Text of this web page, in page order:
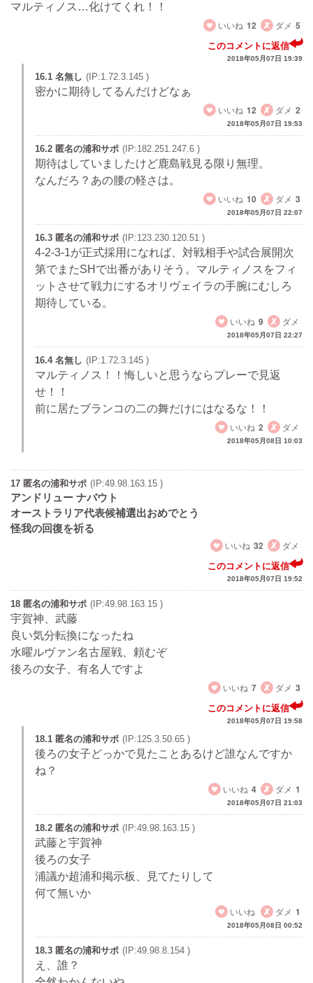
マルティノス…化けてくれ！！
いいね 12 ダメ 5
このコメントに返信
2018年05月07日 19:39
16.1 名無し (IP:1.72.3.145 )
密かに期待してるんだけどなぁ
いいね 12 ダメ 2
2018年05月07日 19:53
16.2 匿名の浦和サポ (IP:182.251.247.6 )
期待はしていましたけど鹿島戦見る限り無理。
なんだろ？あの腰の軽さは。
いいね 10 ダメ 3
2018年05月07日 22:07
16.3 匿名の浦和サポ (IP:123.230.120.51 )
4-2-3-1が正式採用になれば、対戦相手や試合展開次
第でまたSHで出番がありそう。マルティノスをフィ
ットさせて戦力にするオリヴェイラの手腕にむしろ
期待している。
いいね 9 ダメ
2018年05月07日 22:27
16.4 名無し (IP:1.72.3.145 )
マルティノス！！悔しいと思うならプレーで見返
せ！！
前に居たブランコの二の舞だけにはなるな！！
いいね 2 ダメ
2018年05月08日 10:03
17 匿名の浦和サポ (IP:49.98.163.15 )
アンドリュー ナバウト
オーストラリア代表候補選出おめでとう
怪我の回復を祈る
いいね 32 ダメ
このコメントに返信
2018年05月07日 19:52
18 匿名の浦和サポ (IP:49.98.163.15 )
宇賀神、武藤
良い気分転換になったね
水曜ルヴァン名古屋戦、頼むぞ
後ろの女子、有名人ですよ
いいね 7 ダメ 3
このコメントに返信
2018年05月07日 19:58
18.1 匿名の浦和サポ (IP:125.3.50.65 )
後ろの女子どっかで見たことあるけど誰なんですか
ね？
いいね 4 ダメ 1
2018年05月07日 21:03
18.2 匿名の浦和サポ (IP:49.98.163.15 )
武藤と宇賀神
後ろの女子
浦議か超浦和掲示板、見てたりして
何て無いか
いいね
ダメ 1
2018年05月08日 00:52
18.3 匿名の浦和サポ (IP:49.98.8.154 )
え、誰？